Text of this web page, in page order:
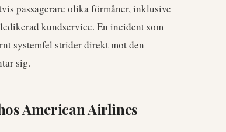
passagerare olika förmåner, inklusive
kundservice. En incident som
systemfel strider direkt mot den
sig.
American Airlines